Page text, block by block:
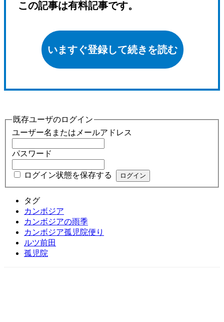
この記事は有料記事です。
いますぐ登録して続きを読む
既存ユーザのログイン
ユーザー名またはメールアドレス
パスワード
ログイン状態を保存する
タグ
カンボジア
カンボジアの雨季
カンボジア孤児院便り
ルツ前田
孤児院